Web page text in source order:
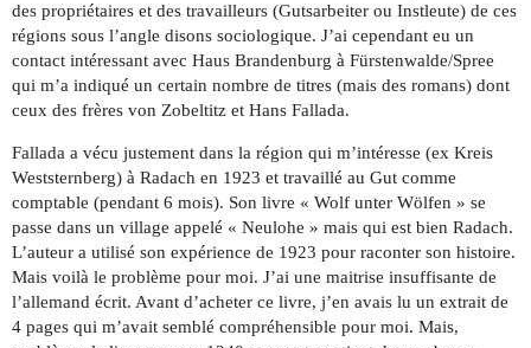
des propriétaires et des travailleurs (Gutsarbeiter ou Instleute) de ces
régions sous l’angle disons sociologique. J’ai cependant eu un
contact intéressant avec Haus Brandenburg à Fürstenwalde/Spree
qui m’a indiqué un certain nombre de titres (mais des romans) dont
ceux des frères von Zobeltitz et Hans Fallada.
Fallada a vécu justement dans la région qui m’intéresse (ex Kreis
Weststernberg) à Radach en 1923 et travaillé au Gut comme
comptable (pendant 6 mois). Son livre « Wolf unter Wölfen » se
passe dans un village appelé « Neulohe » mais qui est bien Radach.
L’auteur a utilisé son expérience de 1923 pour raconter son histoire.
Mais voilà le problème pour moi. J’ai une maitrise insuffisante de
l’allemand écrit. Avant d’acheter ce livre, j’en avais lu un extrait de
4 pages qui m’avait semblé compréhensible pour moi. Mais,